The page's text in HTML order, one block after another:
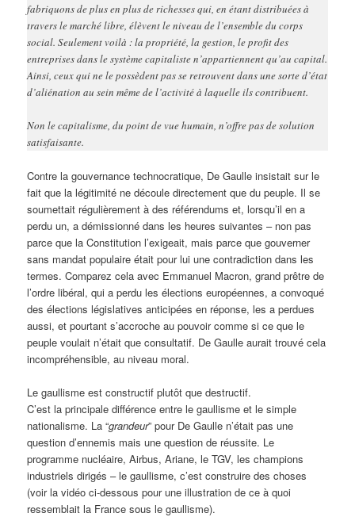
fabriquons de plus en plus de richesses qui, en étant distribuées à
travers le marché libre, élèvent le niveau de l’ensemble du corps
social. Seulement voilà : la propriété, la gestion, le profit des
entreprises dans le système capitaliste n’appartiennent qu’au capital.
Ainsi, ceux qui ne le possèdent pas se retrouvent dans une sorte d’état
d’aliénation au sein même de l’activité à laquelle ils contribuent.
Non le capitalisme, du point de vue humain, n’offre pas de solution
satisfaisante.
Contre la gouvernance technocratique, De Gaulle insistait sur le
fait que la légitimité ne découle directement que du peuple. Il se
soumettait régulièrement à des référendums et, lorsqu’il en a
perdu un, a démissionné dans les heures suivantes – non pas
parce que la Constitution l’exigeait, mais parce que gouverner
sans mandat populaire était pour lui une contradiction dans les
termes. Comparez cela avec Emmanuel Macron, grand prêtre de
l’ordre libéral, qui a perdu les élections européennes, a convoqué
des élections législatives anticipées en réponse, les a perdues
aussi, et pourtant s’accroche au pouvoir comme si ce que le
peuple voulait n’était que consultatif. De Gaulle aurait trouvé cela
incompréhensible, au niveau moral.
Le gaullisme est constructif plutôt que destructif.
C’est la principale différence entre le gaullisme et le simple
nationalisme. La “grandeur” pour De Gaulle n’était pas une
question d’ennemis mais une question de réussite. Le
programme nucléaire, Airbus, Ariane, le TGV, les champions
industriels dirigés – le gaullisme, c’est construire des choses
(voir la vidéo ci-dessous pour une illustration de ce à quoi
ressemblait la France sous le gaullisme).